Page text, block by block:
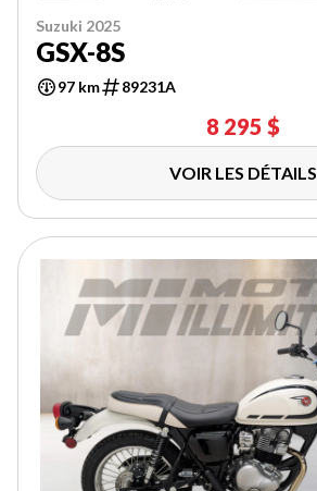
Suzuki 2025
GSX-8S
97 km 89231A
8 295 $
VOIR LES DÉTAILS